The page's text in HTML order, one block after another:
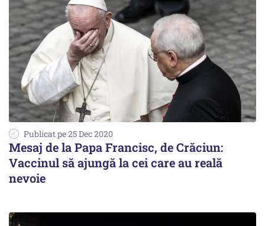
Publicat pe 25 Dec 2020
Mesaj de la Papa Francisc, de Crăciun:
Vaccinul să ajungă la cei care au reală
nevoie